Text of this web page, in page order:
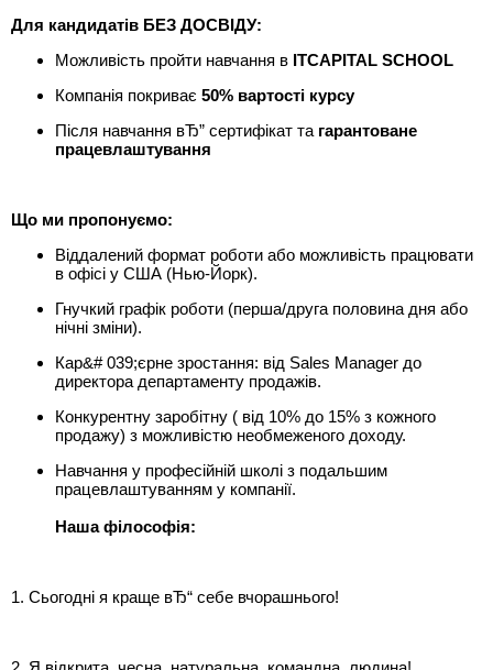
Для кандидатів БЕЗ ДОСВІДУ:
Можливість пройти навчання в ITCAPITAL SCHOOL
Компанія покриває 50% вартості курсу
Після навчання вЂ” сертифікат та гарантоване
працевлаштування
Що ми пропонуємо:
Віддалений формат роботи або можливість працювати
в офісі у США (Нью-Йорк).
Гнучкий графік роботи (перша/друга половина дня або
нічні зміни).
Кар&# 039;єрне зростання: від Sales Manager до
директора департаменту продажів.
Конкурентну заробітну ( від 10% до 15% з кожного
продажу) з можливістю необмеженого доходу.
Навчання у професійній школі з подальшим
працевлаштуванням у компанії.
Наша філософія:
1. Сьогодні я краще вЂ“ себе вчорашнього!